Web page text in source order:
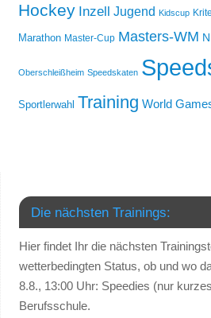
Hockey Inzell Jugend Kidscup
Marathon Master-Cup Masters-WM
Oberschleißheim Speedskaten
Sportlerwahl Training World
Die nächsten Trainings:
Hier findet Ihr die nächsten
wetterbedingten Status, ob und wo
8.8., 13:00 Uhr: Speedies (nur
Berufsschule.